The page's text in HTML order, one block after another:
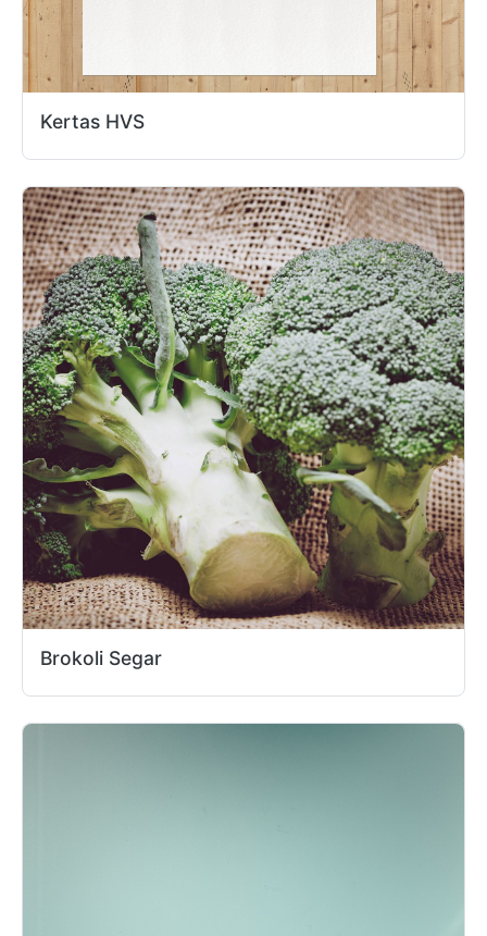
Kertas HVS
Brokoli Segar